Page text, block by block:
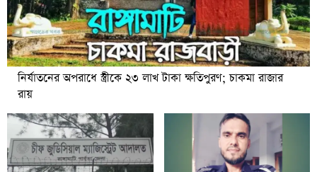
নির্যাতনের অপরাধে স্ত্রীকে ২৩ লাখ টাকা ক্ষতিপুরণ; চাকমা রাজার
রায়